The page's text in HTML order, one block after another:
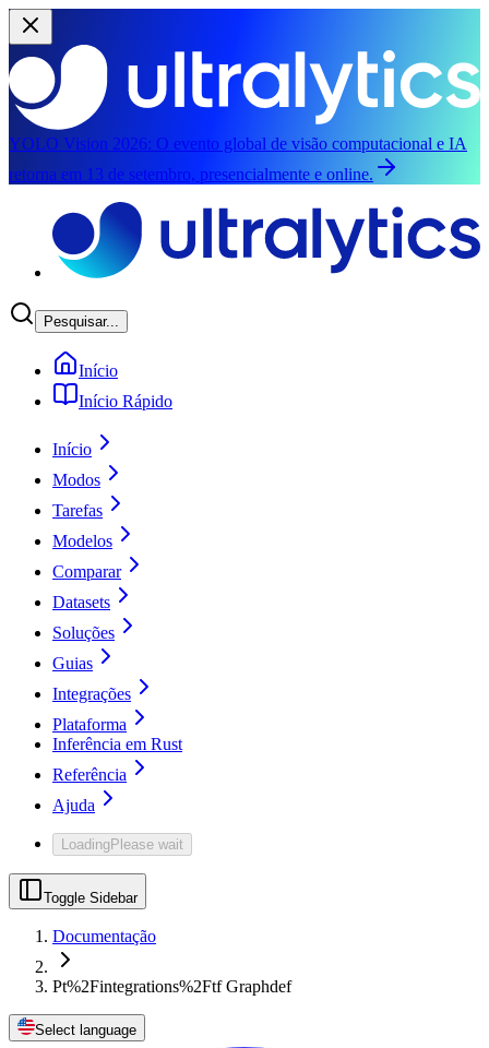
YOLO Vision 2026: O evento global de visão computacional e IA
retorna em 13 de setembro, presencialmente e online.
Pesquisar...
Início
Início Rápido
Início
Modos
Tarefas
Modelos
Comparar
Datasets
Soluções
Guias
Integrações
Plataforma
Inferência em Rust
Referência
Ajuda
LoadingPlease wait
Toggle Sidebar
Documentação
Pt%2Fintegrations%2Ftf Graphdef
Select language